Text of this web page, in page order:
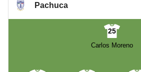
Pachuca
25
Carlos Moreno